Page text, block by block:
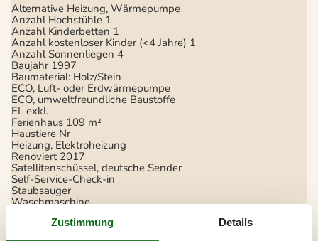
Alternative Heizung, Wärmepumpe
Anzahl Hochstühle 1
Anzahl Kinderbetten 1
Anzahl kostenloser Kinder (<4 Jahre) 1
Anzahl Sonnenliegen 4
Baujahr 1997
Baumaterial: Holz/Stein
ECO, Luft- oder Erdwärmepumpe
ECO, umweltfreundliche Baustoffe
EL exkl.
Ferienhaus 109 m²
Haustiere Nr
Heizung, Elektroheizung
Renoviert 2017
Satellitenschüssel, deutsche Sender
Self-Service-Check-in
Staubsauger
Waschmaschine
WinterfestZustimmung Details